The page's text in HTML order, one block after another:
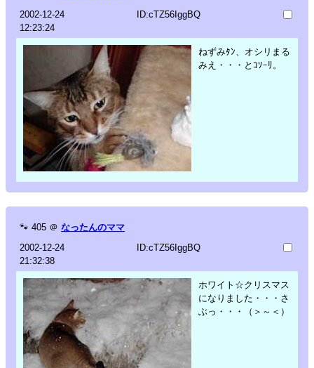
2002-12-24
12:23:24
ID:cTZ56IggBQ
ねずみﾀﾝ、オシリまる
みえ・・・とｺｿｰﾘ。
🐾 405 ＠ なったんのママ
2002-12-24
21:32:38
ID:cTZ56IggBQ
ホワイト☆クリスマス
になりました・・・さ
ぶっ・・・（＞～＜）